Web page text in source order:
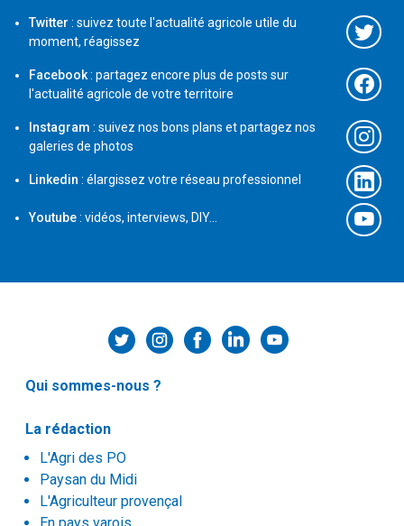
Twitter : suivez toute l'actualité agricole utile du
moment, réagissez
Facebook: partagez encore plus de posts sur
l'actualité agricole de votre territoire
Instagram : suivez nos bons plans et partagez nos
galeries de photos
Linkedin : élargissez votre réseau professionnel
Youtube: vidéos, interviews, DIY...
Qui sommes-nous ?
La rédaction
L'Agri des PO
Paysan du Midi
L'Agriculteur provençal